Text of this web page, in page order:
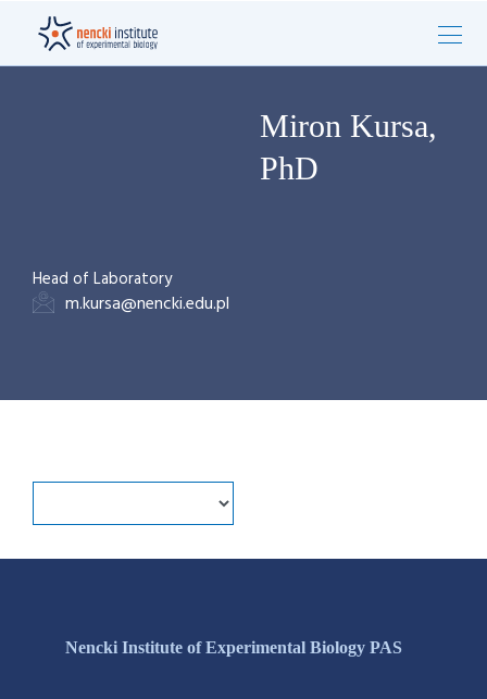
Miron Kursa,
PhD
Head of Laboratory
m.kursa@nencki.edu.pl
Nencki Institute of Experimental Biology PAS